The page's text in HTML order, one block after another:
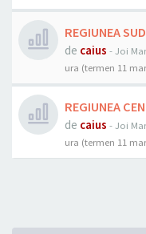
REGIUNEA
de caius - Joi
ura (termen 11
REGIUNEA
de caius - Joi
ura (termen 11